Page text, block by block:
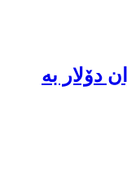
دۆلار بە